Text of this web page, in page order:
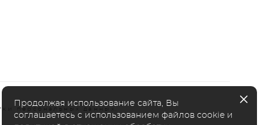
персональных данных.
Продолжая использование сайта, Вы
соглашаетесь с использованием файлов cookie и